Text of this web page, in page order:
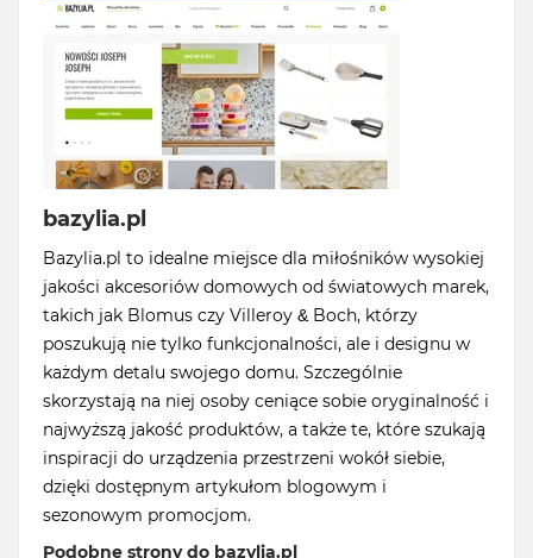
bazylia.pl
Bazylia.pl to idealne miejsce dla miłośników wysokiej
jakości akcesoriów domowych od światowych marek,
takich jak Blomus czy Villeroy & Boch, którzy
poszukują nie tylko funkcjonalności, ale i designu w
każdym detalu swojego domu. Szczególnie
skorzystają na niej osoby ceniące sobie oryginalność i
najwyższą jakość produktów, a także te, które szukają
inspiracji do urządzenia przestrzeni wokół siebie,
dzięki dostępnym artykułom blogowym i
sezonowym promocjom.
Podobne strony do bazylia.pl